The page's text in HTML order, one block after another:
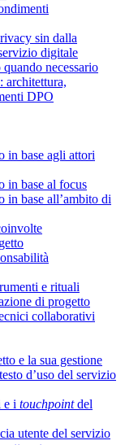
sin dalla
digitale
necessario
architettura,
DPO
in base agli attori
in base al focus
in base all’ambito di
e rituali
di progetto
collaborativi
e la sua gestione
d’uso del servizio
e i touchpointdel
utente del servizio